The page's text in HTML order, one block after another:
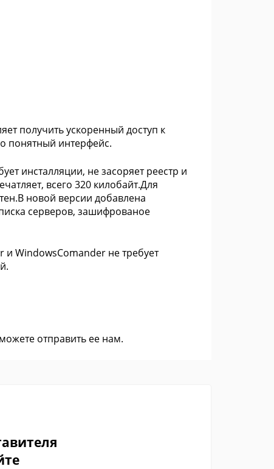
получить ускоренный доступ к
понятный интерфейс.
инсталляции, не засоряет реестр и
всего 320 килобайт.Для
новой версии добавлена
серверов, зашифрованое
и WindowsComander не требует
отправить ее нам.